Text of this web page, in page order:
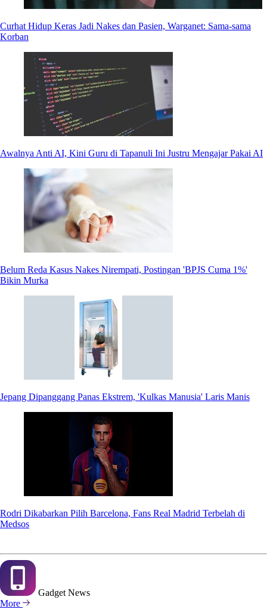
Curhat Hidup Keras Jadi Nakes dan Pasien, Warganet: Sama-sama
Korban
Awalnya Anti AI, Kini Guru di Tapanuli Ini Justru Mengajar Pakai AI
Belum Reda Kasus Nakes Nirempati, Postingan 'BPJS Cuma 1%'
Bikin Murka
Jepang Dipanggang Panas Ekstrem, 'Kulkas Manusia' Laris Manis
Rodri Dikabarkan Pilih Barcelona, Fans Real Madrid Terbelah di
Medsos
Gadget News
More